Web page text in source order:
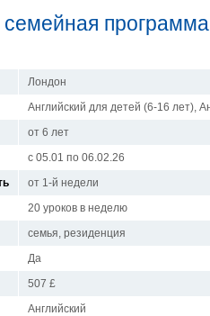
семейная
Лондон
Английский для детей (6-16 лет),
от 6 лет
с 05.01 по 06.02.26
от 1-й недели
20 уроков в неделю
семья, резиденция
Да
507 £
Английский